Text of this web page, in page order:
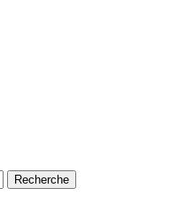
Recherche